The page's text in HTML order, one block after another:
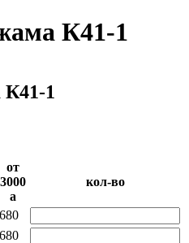
К41-1
1
от
3000­
a
кол-во
680
680